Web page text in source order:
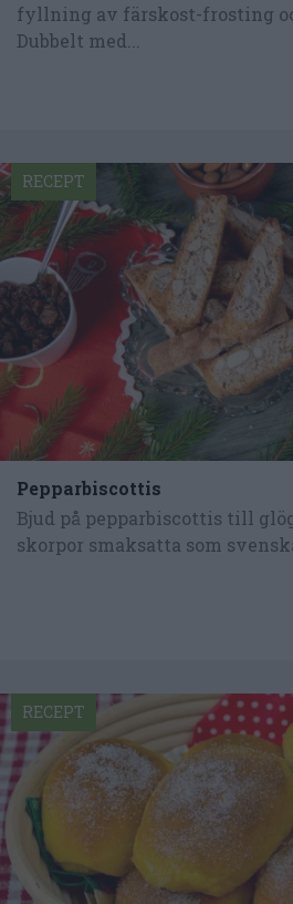
fyllning av färskost-frosting
Dubbelt med...
Pepparbiscottis
Bjud på pepparbiscottis till
skorpor smaksatta som
RECEPT
RECEPT